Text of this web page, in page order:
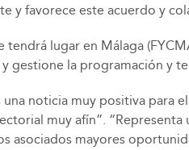
y favorece este acuerdo y
lugar en Málaga
la programación y
noticia muy positiva
muy afín”.
asociados mayores